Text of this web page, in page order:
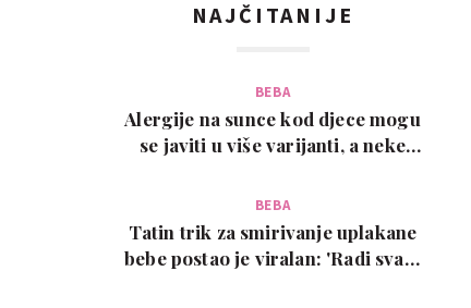
NAJČITANIJE
BEBA
Alergije na sunce kod djece mogu
se javiti u više varijanti, a neke
BEBA
Tatin trik za smirivanje uplakane
bebe postao je viralan: 'Radi svaki